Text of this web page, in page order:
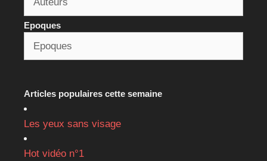
Epoques
Articles populaires cette semaine
Les yeux sans visage
Hot vidéo n°1